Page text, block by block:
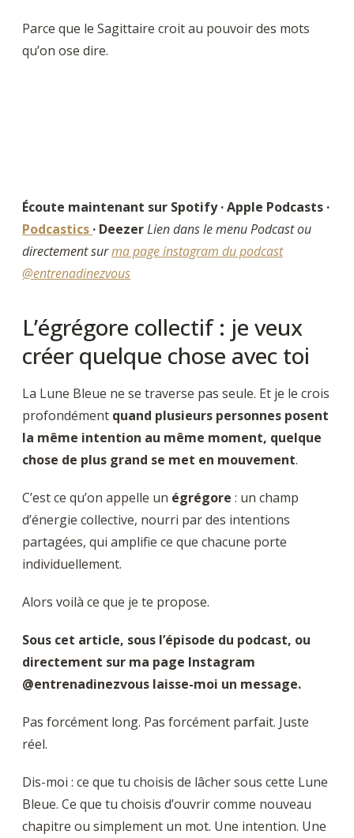
Parce que le Sagittaire croit au pouvoir des mots
qu’on ose dire.
Écoute maintenant sur Spotify · Apple Podcasts ·
Podcastics · DeezerLien dans le menu Podcast ou
directement surma page instagram du podcast
@entrenadinezvous
L’égrégore collectif : je veux
créer quelque chose avec toi
La Lune Bleue ne se traverse pas seule. Et je le crois
profondément quand plusieurs personnes posent
la même intention au même moment, quelque
chose de plus grand se met en mouvement.
C’est ce qu’on appelle un égrégore : un champ
d’énergie collective, nourri par des intentions
partagées, qui amplifie ce que chacune porte
individuellement.
Alors voilà ce que je te propose.
Sous cet article, sous l’épisode du podcast, ou
directement sur ma page Instagram
@entrenadinezvous laisse-moi un message.
Pas forcément long. Pas forcément parfait. Juste
réel.
Dis-moi : ce que tu choisis de lâcher sous cette Lune
Bleue. Ce que tu choisis d’ouvrir comme nouveau
chapitre ou simplement un mot. Une intention. Une